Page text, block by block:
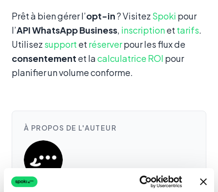
Prêt à bien gérer l’opt-in? Visitez Spoki pour
l’API WhatsApp Business, inscriptionet tarifs.
Utilisez support et réserverpour les flux de
consentement et lacalculatrice ROI pour
planifier un volume conforme.
À PROPOS DE L'AUTEUR
Spoki Team